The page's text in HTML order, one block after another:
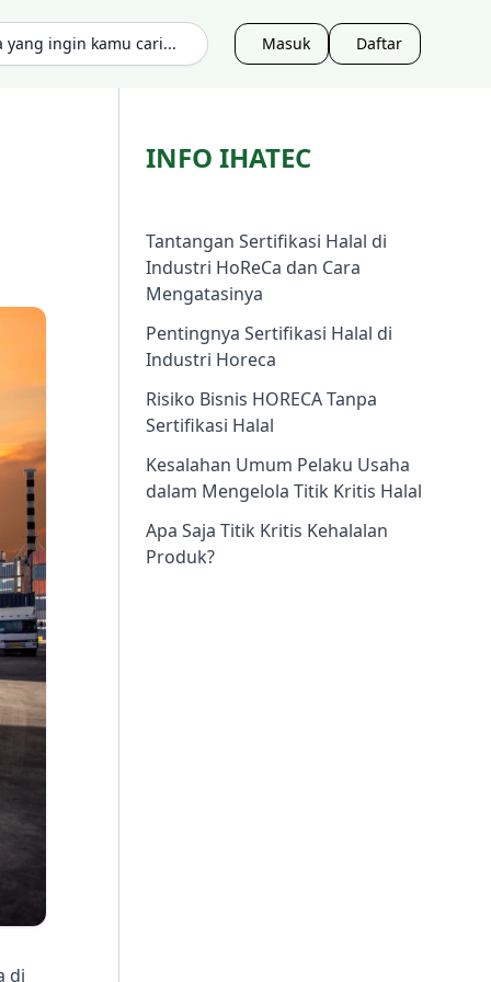
Masuk Daftar
di
INFO IHATEC
Tantangan Sertifikasi Halal di
Industri HoReCa dan Cara
Mengatasinya
Pentingnya Sertifikasi Halal di
Industri Horeca
Risiko Bisnis HORECA Tanpa
Sertifikasi Halal
Kesalahan Umum Pelaku Usaha
dalam Mengelola Titik Kritis Halal
Apa Saja Titik Kritis Kehalalan
Produk?